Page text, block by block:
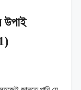
উপাই